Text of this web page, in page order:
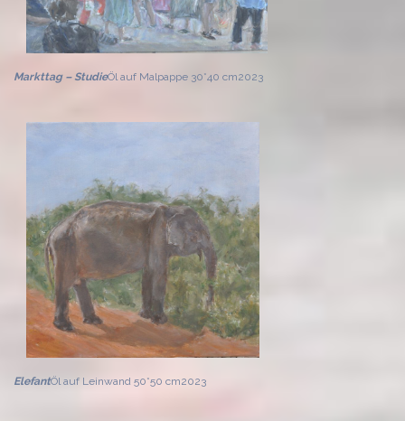
Markttag – StudieÖl auf Malpappe 30*40 cm2023
ElefantÖl auf Leinwand 50*50 cm2023